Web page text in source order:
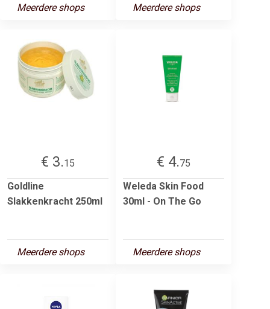
Meerdere shops
Meerdere shops
€ 3.15
Goldline
Slakkenkracht 250ml
Meerdere shops
€ 4.75
Weleda Skin Food
30ml - On The Go
Meerdere shops